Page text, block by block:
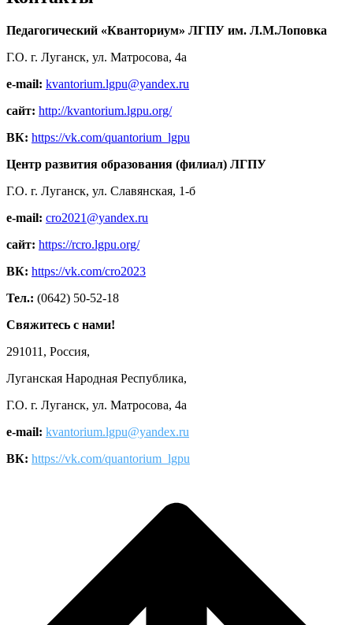
Педагогический «Кванториум» ЛГПУ им. Л.М.Лоповка
Г.О. г. Луганск, ул. Матросова, 4а
e-mail: kvantorium.lgpu@yandex.ru
сайт: http://kvantorium.lgpu.org/
ВК: https://vk.com/quantorium_lgpu
Центр развития образования (филиал) ЛГПУ
Г.О. г. Луганск, ул. Славянская, 1-б
e-mail: cro2021@yandex.ru
сайт: https://rcro.lgpu.org/
ВК: https://vk.com/cro2023
Тел.: (0642) 50-52-18
Свяжитесь с нами!
291011, Россия,
Луганская Народная Республика,
Г.О. г. Луганск, ул. Матросова, 4а
e-mail: kvantorium.lgpu@yandex.ru
ВК: https://vk.com/quantorium_lgpu